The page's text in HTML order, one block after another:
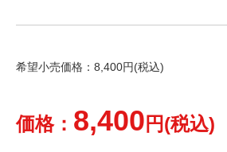
希望小売価格：8,400円(税込)
価格： 8,400 円(税込)